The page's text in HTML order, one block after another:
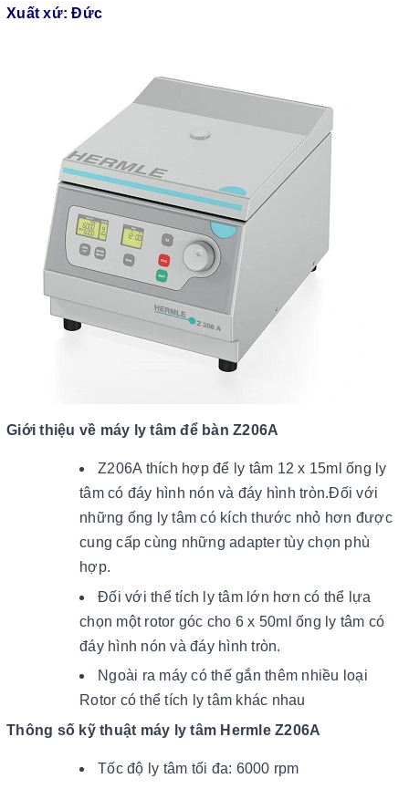
Xuất xứ: Đức
Giới thiệu về máy ly tâm để bàn Z206A
Z206A thích hợp để ly tâm 12 x 15ml ống ly
tâm có đáy hình nón và đáy hình tròn.Đối với
những ống ly tâm có kích thước nhỏ hơn được
cung cấp cùng những adapter tùy chọn phù
hợp.
Đối với thể tích ly tâm lớn hơn có thể lựa
chọn một rotor góc cho 6 x 50ml ống ly tâm có
đáy hình nón và đáy hình tròn.
Ngoài ra máy có thế gắn thêm nhiều loại
Rotor có thể tích ly tâm khác nhau
Thông số kỹ thuật máy ly tâm Hermle Z206A
Tốc độ ly tâm tối đa: 6000 rpm